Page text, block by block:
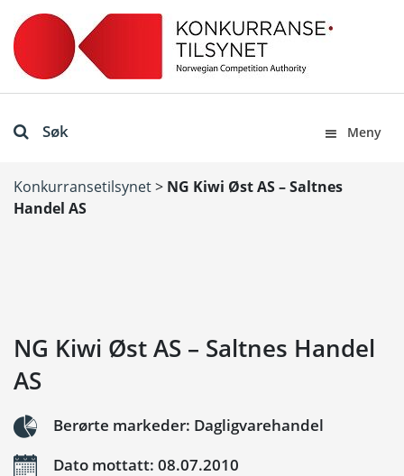
Søk Meny
Konkurransetilsynet> NG Kiwi Øst AS – Saltnes
Handel AS
NG Kiwi Øst AS – Saltnes Handel
AS
Berørte markeder: Dagligvarehandel
Dato mottatt: 08.07.2010